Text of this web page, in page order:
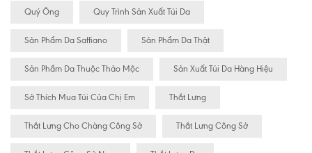
Quý Ông Quy Trình Sản Xuất Túi Da
Sản Phẩm Da Saffiano Sản Phẩm Da Thật
Sản Phẩm Da Thuộc Thảo Mộc Sản Xuất Túi Da Hàng Hiệu
Sở Thích Mua Túi Của Chị Em Thắt Lưng
Thắt Lưng Cho Chàng Công Sở Thắt Lưng Công Sở